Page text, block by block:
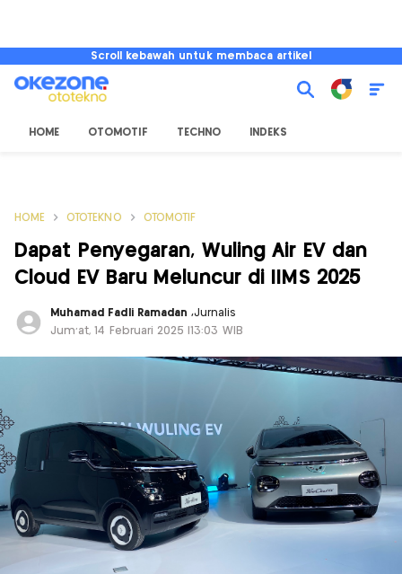
Scroll kebawah untuk membaca artikel
HOME OTOMOTIF TECHNO INDEKS
HOME OTOTEKNO OTOMOTIF
Dapat Penyegaran, Wuling Air EV dan
Cloud EV Baru Meluncur di IIMS 2025
Muhamad Fadli Ramadan,Jurnalis
Jum'at, 14 Februari 2025 |13:03 WIB